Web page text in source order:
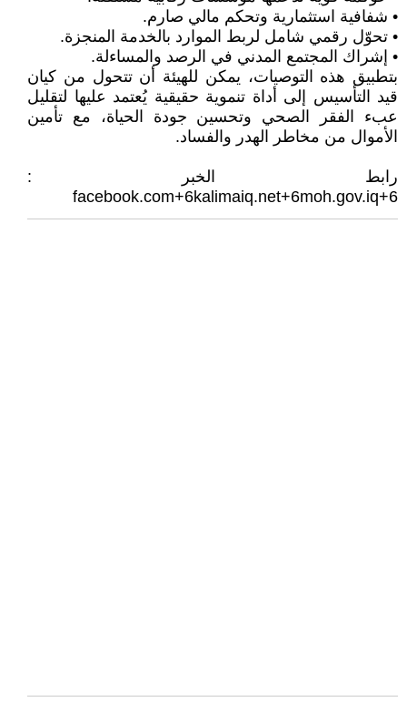
• شفافية استثمارية وتحكم مالي صارم.
• تحوّل رقمي شامل لربط الموارد بالخدمة المنجزة.
• إشراك المجتمع المدني في الرصد والمساءلة.
بتطبيق هذه التوصيات، يمكن للهيئة أن تتحول من كيان
قيد التأسيس إلى أداة تنموية حقيقية يُعتمد عليها لتقليل
عبء الفقر الصحي وتحسين جودة الحياة، مع تأمين
الأموال من مخاطر الهدر والفساد.
رابط الخبر :
facebook.com+6kalimaiq.net+6moh.gov.iq+6